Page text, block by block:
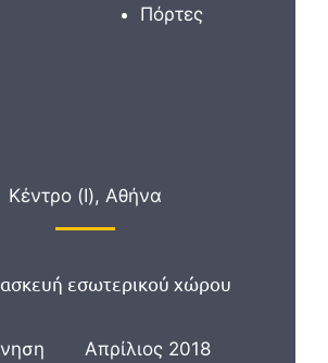
Πόρτες
Κέντρο (I), Αθήνα
εσωτερικού χώρου
Απρίλιος 2018